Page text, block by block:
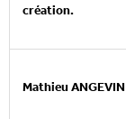
création.
Mathieu ANGEVIN